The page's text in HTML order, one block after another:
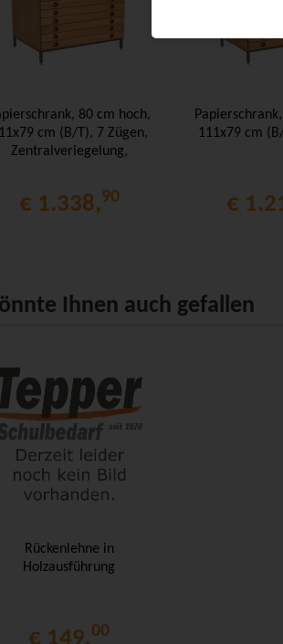
80 cm hoch,
cm (B/T), 7 Zügen,
Zentralveriegelung,
€ 1.338,90
111x79 cm
€
Ihnen auch gefallen
Rückenlehne in
Holzausführung
€ 149,00